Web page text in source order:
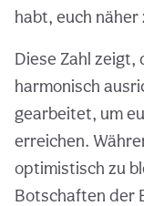
habt, euch
Diese Zahl zeigt,
harmonisch
gearbeitet, um
erreichen.
optimistisch zu
Botschaften der